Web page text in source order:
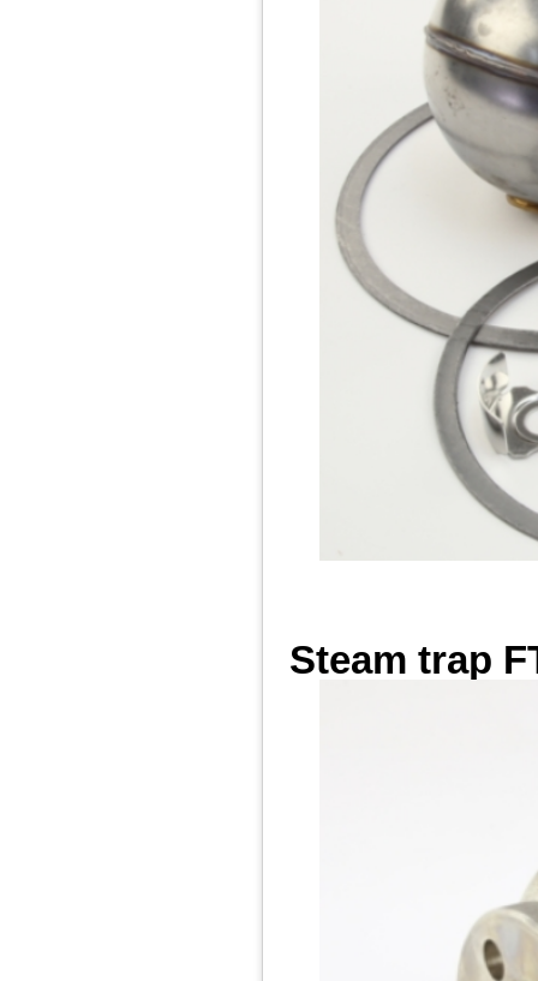
Steam trap